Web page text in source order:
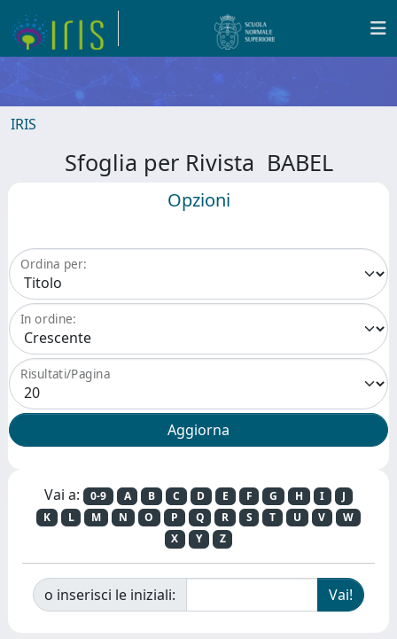
IRIS
Sfoglia per Rivista BABEL
Opzioni
Ordina per:
In ordine:
Risultati/Pagina
Vai a: 0-9 A B C D E F G H I
J
K
L M N O P Q R S T U V
W
X
Y Z
o inserisci le iniziali: